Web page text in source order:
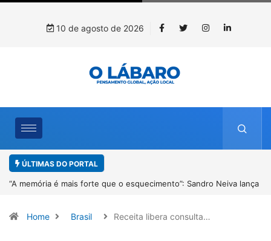
10 de agosto de 2026
ÚLTIMAS DO PORTAL
4º Fliparacatu tem inscrições abertas para o Prêmio de Redação e
Home Brasil Receita libera consulta…